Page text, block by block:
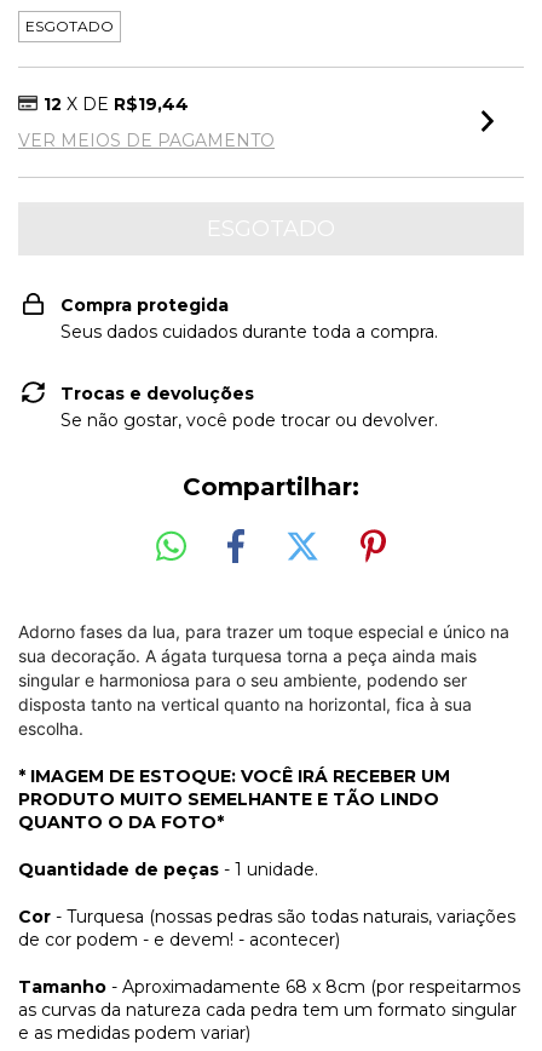
ESGOTADO
12 X DE R$19,44
VER MEIOS DE PAGAMENTO
Compra protegida
Seus dados cuidados durante toda a compra.
Trocas e devoluções
Se não gostar, você pode trocar ou devolver.
Compartilhar:
Adorno fases da lua, para trazer um toque especial e único na
sua decoração. A ágata turquesa torna a peça ainda mais
singular e harmoniosa para o seu ambiente, podendo ser
disposta tanto na vertical quanto na horizontal, fica à sua
escolha.
* IMAGEM DE ESTOQUE: VOCÊ IRÁ RECEBER UM
PRODUTO MUITO SEMELHANTE E TÃO LINDO
QUANTO O DA FOTO*
Quantidade de peças - 1 unidade.
Cor - Turquesa (nossas pedras são todas naturais, variações
de cor podem - e devem! - acontecer)
Tamanho - Aproximadamente 68 x 8cm (por respeitarmos
as curvas da natureza cada pedra tem um formato singular
e as medidas podem variar)